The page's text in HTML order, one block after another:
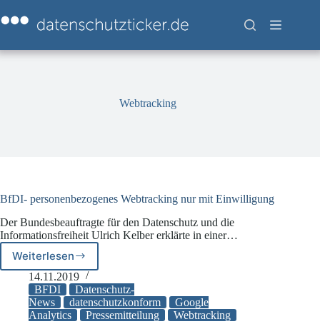
Inhalt
springen
Webtracking
BfDI- personenbezogenes Webtracking nur mit Einwilligung
Der Bundesbeauftragte für den Datenschutz und die
Informationsfreiheit Ulrich Kelber erklärte in einer…
Weiterlesen
BfDI-
personenbezogenes
Webtracking
nur
mit
14.11.2019
BFDI
Datenschutz-
News
datenschutzkonform
Google
Analytics
Pressemitteilung Webtracking